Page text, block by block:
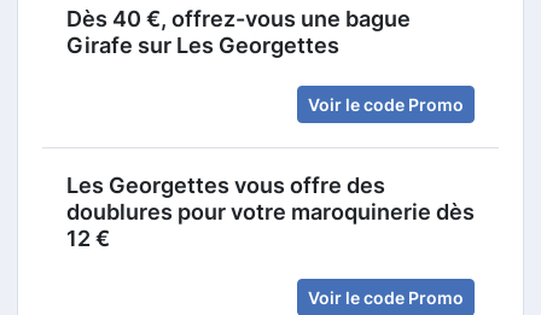
Dès 40 €, offrez-vous une bague
Girafe sur Les Georgettes
Voir le code Promo
Les Georgettes vous offre des
doublures pour votre maroquinerie dès
12 €
Voir le code Promo